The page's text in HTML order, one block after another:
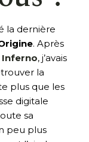
la dernière
. Après
Inferno, j’avais
la
plus que les
digitale
sa
peu plus